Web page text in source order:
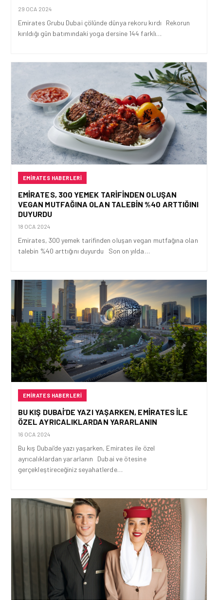
29 OCA 2024
Emirates Grubu Dubai çölünde dünya rekoru kırdı Rekorun
kırıldığı gün batımındaki yoga dersine 144 farklı…
EMIRATES HABERLERI
EMIRATES, 300 YEMEK TARIFINDEN OLUŞAN
VEGAN MUTFAĞINA OLAN TALEBIN %40 ARTTIĞINI
DUYURDU
18 OCA 2024
Emirates, 300 yemek tarifinden oluşan vegan mutfağına olan
talebin %40 arttığını duyurdu Son on yılda…
EMIRATES HABERLERI
BU KIŞ DUBAI’DE YAZI YAŞARKEN, EMIRATES ILE
ÖZEL AYRICALIKLARDAN YARARLANIN
16 OCA 2024
Bu kış Dubai’de yazı yaşarken, Emirates ile özel
ayrıcalıklardan yararlanın Dubai ve ötesine
gerçekleştireceğiniz seyahatlerde…